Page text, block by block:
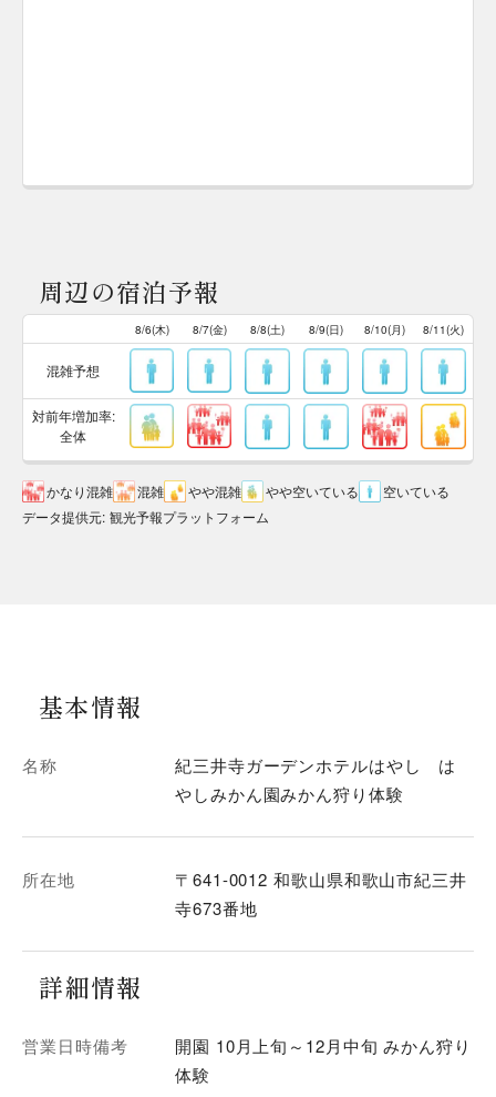
周辺の宿泊予報
8/6(木) 8/7(金) 8/8(土) 8/9(日) 8/10(月) 8/11(火)
混雑予想
対前年増加率:
全体
かなり混雑 混雑 やや混雑 やや空いている
空いている
データ提供元: 観光予報プラットフォーム
基本情報
名称
紀三井寺ガーデンホテルはやし は
やしみかん園みかん狩り体験
所在地
〒641-0012 和歌山県和歌山市紀三井
寺673番地
詳細情報
営業日時備考
開園 10月上旬～12月中旬 みかん狩り
体験